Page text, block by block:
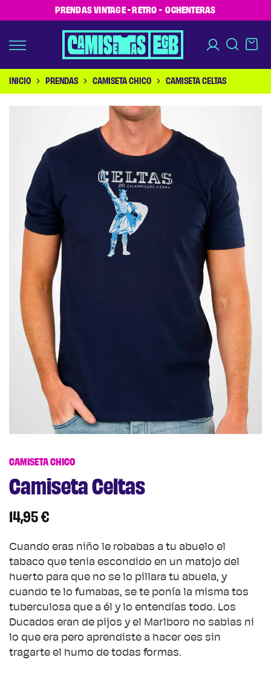
PRENDAS VINTAGE - RETRO - OCHENTERAS
INICIO PRENDAS CAMISETA CHICO CAMISETA CELTAS
CAMISETA CHICO
Camiseta Celtas
14,95 €
Cuando eras niño le robabas a tu abuelo el
tabaco que tenia escondido en un matojo del
huerto para que no se lo pillara tu abuela, y
cuando te lo fumabas, se te ponía la misma tos
tuberculosa que a él y lo entendías todo. Los
Ducados eran de pijos y el Marlboro no sabias ni
lo que era pero aprendiste a hacer oes sin
tragarte el humo de todas formas.